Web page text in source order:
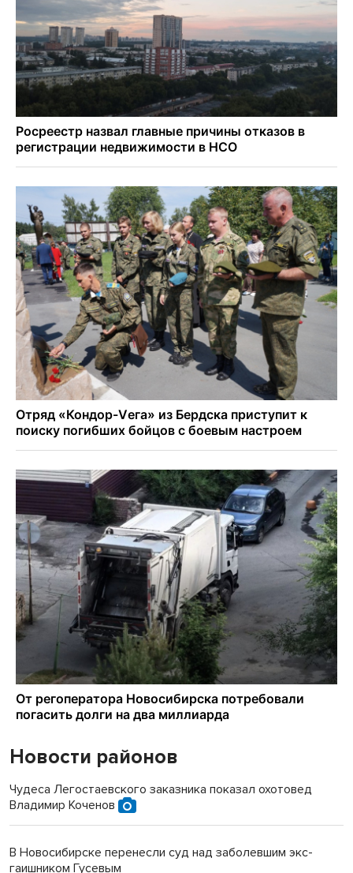
Новости районов
Чудеса Легостаевского заказника показал охотовед
Владимир Коченов
В Новосибирске перенесли суд над заболевшим экс-
гаишником Гусевым